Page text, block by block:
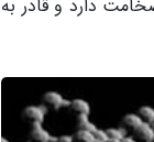
دارد و قادر به